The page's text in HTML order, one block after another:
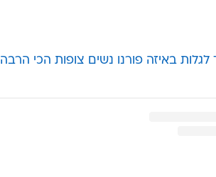
באיזה פורנו נשים צופות הכי הרבה